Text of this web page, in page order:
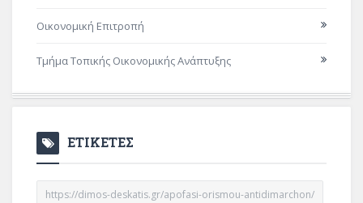
Οικονομική Επιτροπή
Τμήμα Τοπικής Οικονομικής Ανάπτυξης
ΕΤΙΚΕΤΕΣ
https://dimos-deskatis.gr/apofasi-orismou-antidimarchon/